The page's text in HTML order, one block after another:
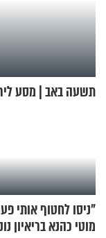
תשעה באב | מסע
"ניסו לחטוף אותי
מוטי כהנא בריאיון